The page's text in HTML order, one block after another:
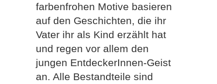
farbenfrohen Motive basieren
auf den Geschichten, die ihr
Vater ihr als Kind erzählt hat
und regen vor allem den
jungen EntdeckerInnen-Geist
an. Alle Bestandteile sind